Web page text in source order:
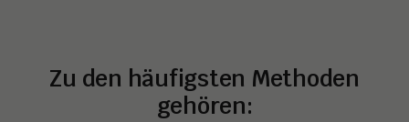
Zu den häufigsten Methoden
gehören: